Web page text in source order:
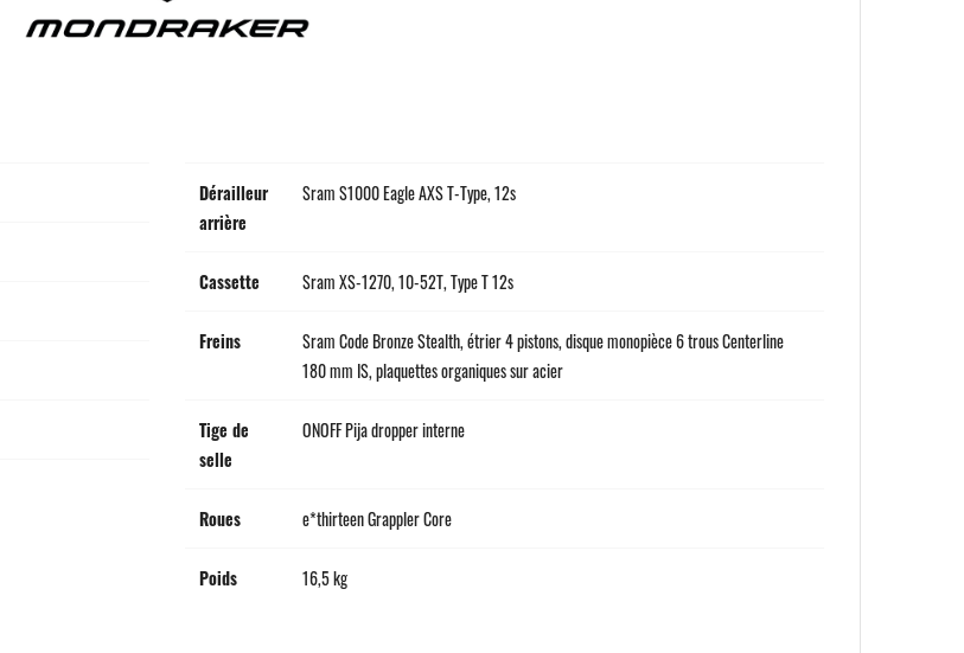
Dérailleur
arrière
Sram S1000 Eagle AXS T-Type, 12s
Cassette Sram XS-1270, 10-52T, Type T 12s
Freins
Sram Code Bronze Stealth, étrier 4 pistons, disque monopièce 6 trous Centerline
180 mm IS, plaquettes organiques sur acier
Tige de
selle
ONOFF Pija dropper interne
Roues e*thirteen Grappler Core
Poids 16,5 kg